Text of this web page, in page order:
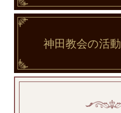
神田教会の活動